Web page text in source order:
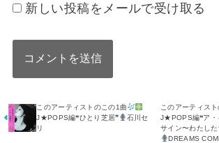
新しい投稿をメールで受け取る
このアーティストのこの1曲
J★POPS編❝ひとり芝居❞
石川セ
リ
このアーティス
J★POPS編❝ア・
サイン〜わたし
DREAMS